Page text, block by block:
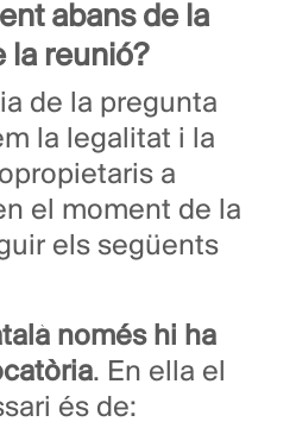
abans de la
la reunió?
de la pregunta
la legalitat i la
a
el moment de la
els següents
només hi ha
. En ella el
és de: